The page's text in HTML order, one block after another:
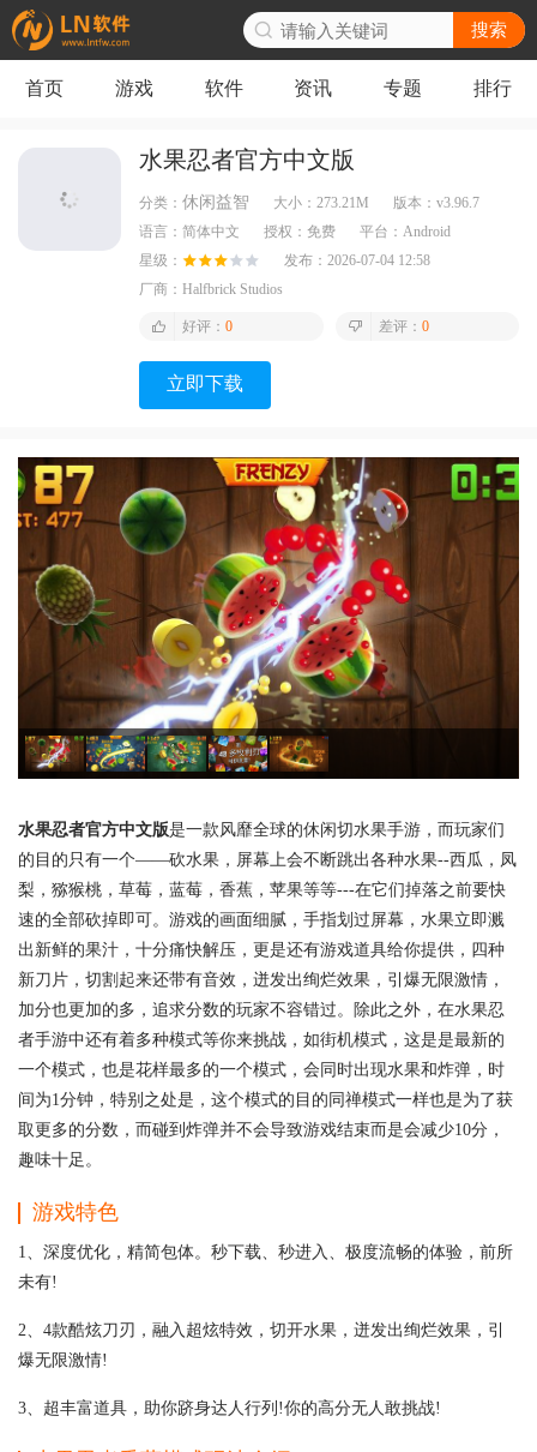
搜索
首页 游戏 软件 资讯 专题 排行
水果忍者官方中文版
分类： 休闲益智 大小： 273.21M 版本： v3.96.7
语言： 简体中文 授权： 免费 平台： Android
星级：
发布： 2026-07-04 12:58
厂商： Halfbrick Studios
好评： 0 差评： 0
立即下载
水果忍者官方中文版是一款风靡全球的休闲切水果手游，而玩家们
的目的只有一个——砍水果，屏幕上会不断跳出各种水果--西瓜，凤
梨，猕猴桃，草莓，蓝莓，香蕉，苹果等等---在它们掉落之前要快
速的全部砍掉即可。游戏的画面细腻，手指划过屏幕，水果立即溅
出新鲜的果汁，十分痛快解压，更是还有游戏道具给你提供，四种
新刀片，切割起来还带有音效，迸发出绚烂效果，引爆无限激情，
加分也更加的多，追求分数的玩家不容错过。除此之外，在水果忍
者手游中还有着多种模式等你来挑战，如街机模式，这是是最新的
一个模式，也是花样最多的一个模式，会同时出现水果和炸弹，时
间为1分钟，特别之处是，这个模式的目的同禅模式一样也是为了获
取更多的分数，而碰到炸弹并不会导致游戏结束而是会减少10分，
趣味十足。
游戏特色
1、深度优化，精简包体。秒下载、秒进入、极度流畅的体验，前所
未有!
2、4款酷炫刀刃，融入超炫特效，切开水果，迸发出绚烂效果，引
爆无限激情!
3、超丰富道具，助你跻身达人行列!你的高分无人敢挑战!